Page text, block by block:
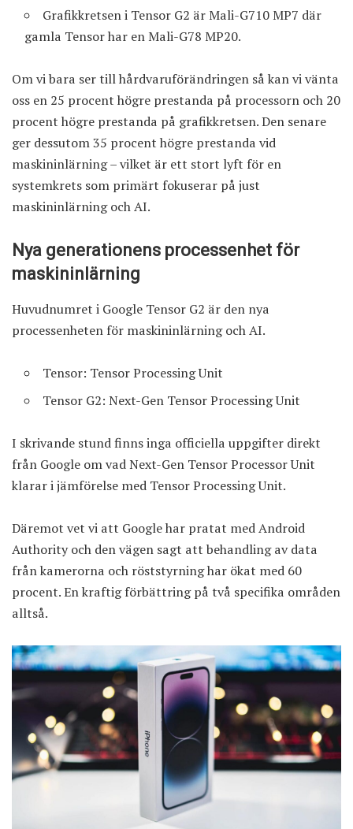
Grafikkretsen i Tensor G2 är Mali-G710 MP7 där
gamla Tensor har en Mali-G78 MP20.
Om vi bara ser till hårdvaruförändringen så kan vi vänta
oss en 25 procent högre prestanda på processorn och 20
procent högre prestanda på grafikkretsen. Den senare
ger dessutom 35 procent högre prestanda vid
maskininlärning – vilket är ett stort lyft för en
systemkrets som primärt fokuserar på just
maskininlärning och AI.
Nya generationens processenhet för
maskininlärning
Huvudnumret i Google Tensor G2 är den nya
processenheten för maskininlärning och AI.
Tensor: Tensor Processing Unit
Tensor G2: Next-Gen Tensor Processing Unit
I skrivande stund finns inga officiella uppgifter direkt
från Google om vad Next-Gen Tensor Processor Unit
klarar i jämförelse med Tensor Processing Unit.
Däremot vet vi att Google har pratat med Android
Authority och den vägen sagt att behandling av data
från kamerorna och röststyrning har ökat med 60
procent. En kraftig förbättring på två specifika områden
alltså.